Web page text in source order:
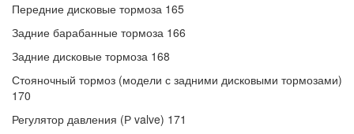
Передние дисковые тормоза 165
Задние барабанные тормоза 166
Задние дисковые тормоза 168
Стояночный тормоз (модели с задними дисковыми тормозами)
170
Регулятор давления (Р valve) 171